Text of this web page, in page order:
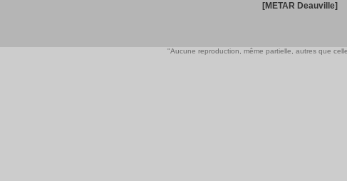
[METAR Deauville]
"Aucune reproduction, même partielle, autres que